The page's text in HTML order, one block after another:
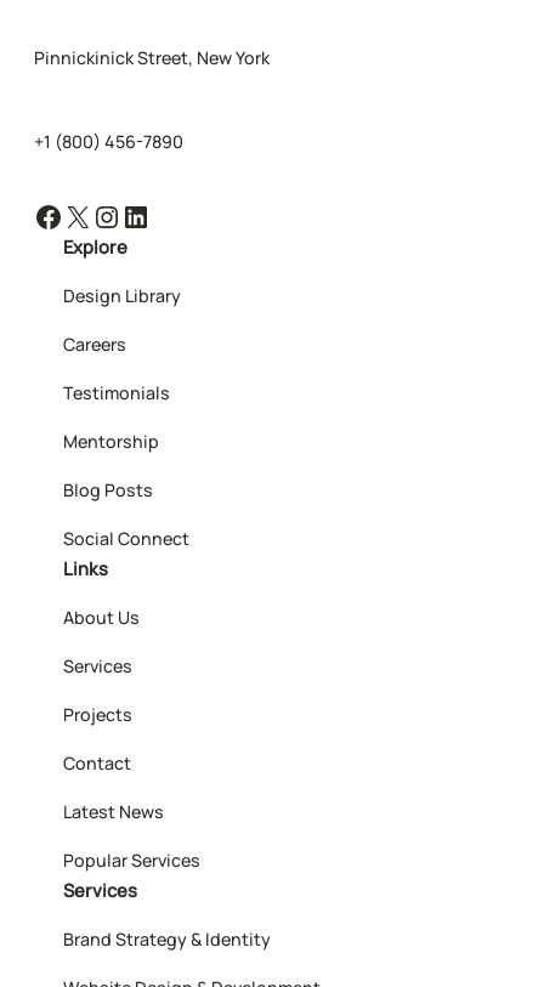
Pinnickinick Street, New York
+1 (800) 456-7890
Facebook X Instagram LinkedIn
Explore
Design Library
Careers
Testimonials
Mentorship
Blog Posts
Social Connect
Links
About Us
Services
Projects
Contact
Latest News
Popular Services
Services
Brand Strategy & Identity